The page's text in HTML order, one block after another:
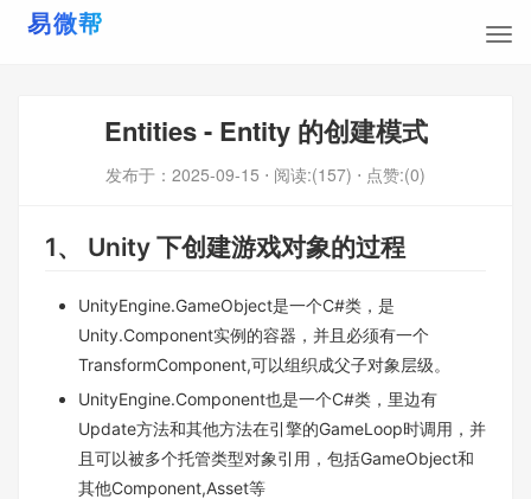
Entities - Entity 的创建模式
发布于： 2025-09-15 ⋅ 阅读:(157) ⋅ 点赞:(0)
1、 Unity 下创建游戏对象的过程
UnityEngine.GameObject是一个C#类，是
Unity.Component实例的容器，并且必须有一个
TransformComponent,可以组织成父子对象层级。
UnityEngine.Component也是一个C#类，里边有
Update方法和其他方法在引擎的GameLoop时调用，并
且可以被多个托管类型对象引用，包括GameObject和
其他Component,Asset等